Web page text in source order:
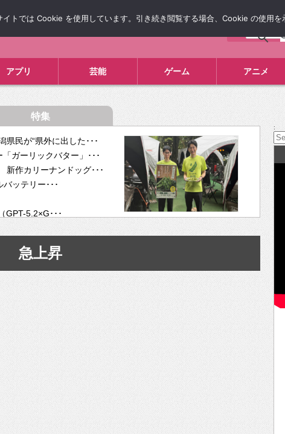
アプリ 芸能 ゲーム アニメ
特集
県民が“県外に出した･･･
ガーリックバター」･･･
作カリーナンドッグ･･･
ッテリー･･･
GPT-5.2×G･･･
･･･
、”自分が今話し･･･
いを渡す」 TE･･･
急上昇
:
トでは Cookie を使用しています。引き続き閲覧する場合、Cookie の使用を